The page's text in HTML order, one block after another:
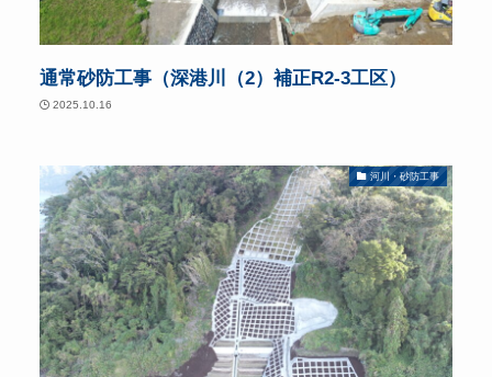
通常砂防工事（深港川（2）補正R2-3工区）
2025.10.16
河川・砂防工事